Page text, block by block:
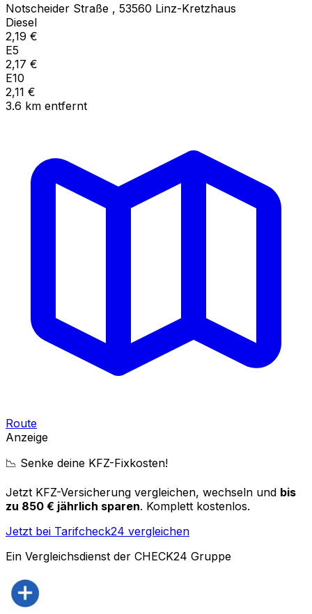
Notscheider Straße , 53560 Linz-Kretzhaus
Diesel
2,19 €
E5
2,17 €
E10
2,11 €
3.6 km entfernt
Route
Anzeige
📉 Senke deine KFZ-Fixkosten!
Jetzt KFZ-Versicherung vergleichen, wechseln und bis
zu 850 € jährlich sparen. Komplett kostenlos.
Jetzt bei Tarifcheck24 vergleichen
Ein Vergleichsdienst der CHECK24 Gruppe